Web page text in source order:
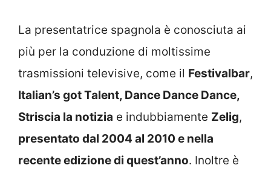
La presentatrice spagnola è conosciuta ai
più per la conduzione di moltissime
trasmissioni televisive, come il Festivalbar,
Italian’s got Talent, Dance Dance Dance,
Striscia la notizia e indubbiamente Zelig,
presentato dal 2004 al 2010 e nella
recente edizione di quest’anno. Inoltre è